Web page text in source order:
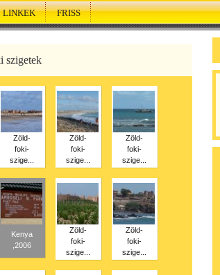
LINKEK FRISS
szigetek
Zöld-
foki-
szige...
Zöld-
foki-
szige...
Zöld-
foki-
szige...
Kenya
,2006
Zöld-
foki-
szige...
Zöld-
foki-
szige...